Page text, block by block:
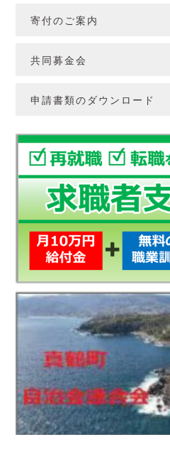
寄付のご案内
共同募金会
申請書類のダウンロード